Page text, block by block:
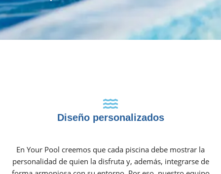
Diseño personalizados
En Your Pool creemos que cada piscina debe mostrar la
personalidad de quien la disfruta y, además, integrarse de